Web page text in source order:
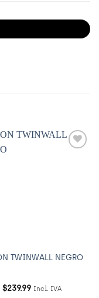
TWINWALL NEGRO
$239.99 Incl. IVA